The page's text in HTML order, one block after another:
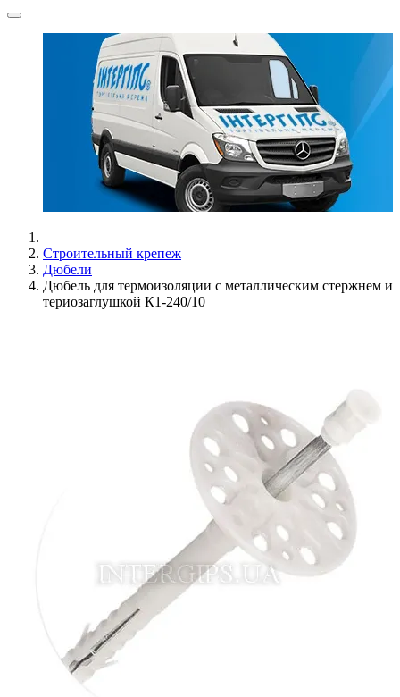
Строительный крепеж
Дюбели
Дюбель для термоизоляции с металлическим стержнем и
териозаглушкой К1-240/10